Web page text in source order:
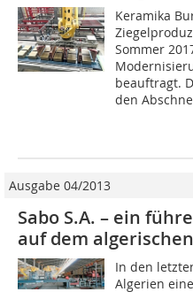
Keramika
Sommer
beauftragt.
den
Ausgabe 04/2013
Sabo S.A. – ein
auf dem
In den
Algerien